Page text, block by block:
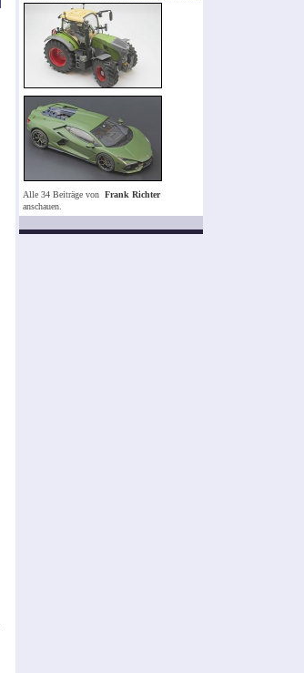
Alle 34 Beiträge von Frank Richter
anschauen.